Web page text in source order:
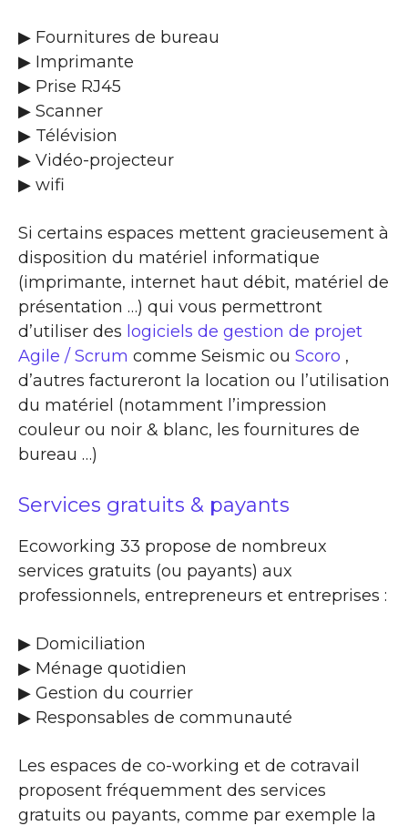
▶ Fournitures de bureau
▶ Imprimante
▶ Prise RJ45
▶ Scanner
▶ Télévision
▶ Vidéo-projecteur
▶ wifi
Si certains espaces mettent gracieusement à
disposition du matériel informatique
(imprimante, internet haut débit, matériel de
présentation …) qui vous permettront
d’utiliser des logiciels de gestion de projet
Agile / Scrum comme Seismic ou Scoro ,
d’autres factureront la location ou l’utilisation
du matériel (notamment l’impression
couleur ou noir & blanc, les fournitures de
bureau …)
Services gratuits & payants
Ecoworking 33 propose de nombreux
services gratuits (ou payants) aux
professionnels, entrepreneurs et entreprises :
▶​ Domiciliation
▶​ Ménage quotidien
▶​ Gestion du courrier
▶​ Responsables de communauté
Les espaces de co-working et de cotravail
proposent fréquemment des services
gratuits ou payants, comme par exemple la